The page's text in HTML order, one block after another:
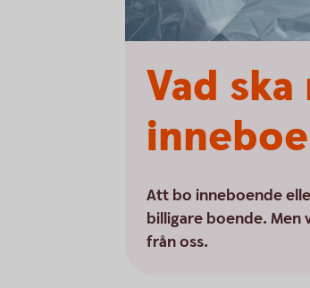
Vad
Att bo inneboende
billigare boende. Men
från oss.